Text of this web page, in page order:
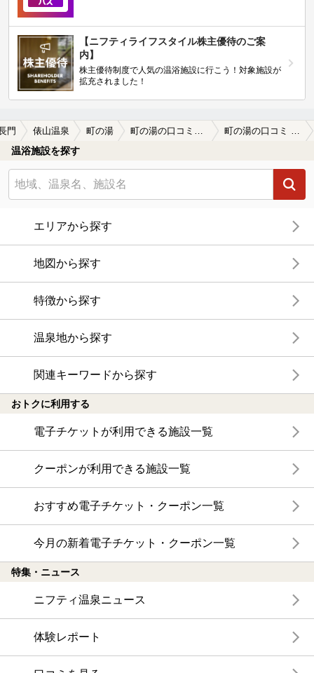
【ニフティライフスタイル株主優待のご案
内】
株主優待制度で人気の温浴施設に行こう！対象施設が
拡充されました！
門 俵山温泉 町の湯
温浴施設を探す
エリアから探す
地図から探す
特徴から探す
温泉地から探す
関連キーワードから探す
おトクに利用する
電子チケットが利用できる施設一覧
クーポンが利用できる施設一覧
おすすめ電子チケット・クーポン一覧
今月の新着電子チケット・クーポン一覧
特集・ニュース
ニフティ温泉ニュース
体験レポート